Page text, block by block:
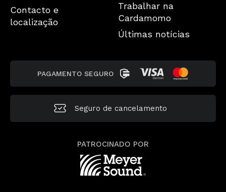
Contacto e
localização
Trabalhar na
Cardamomo
Últimas notícias
PAGAMENTO SEGURO
Seguro de cancelamento
PATROCINADO POR